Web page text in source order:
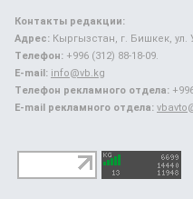
Контакты редакции:
Адрес: Кыргызстан, г. Бишкек, ул.
Телефон: +996 (312) 88-18-09.
E-mail: info@vb.kg
Телефон рекламного отдела:
E-mail рекламного отдела: